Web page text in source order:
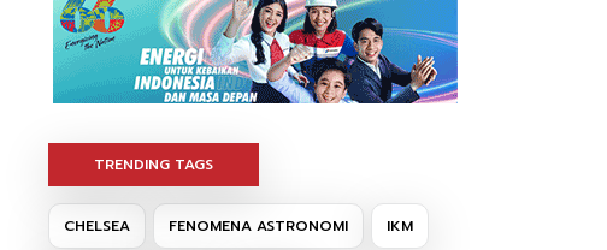
TRENDING TAGS
CHELSEA FENOMENA ASTRONOMI IKM